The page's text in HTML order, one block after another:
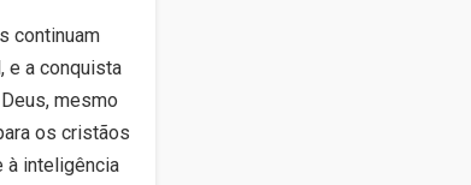
continuam
e a conquista
mesmo
os cristãos
à inteligência